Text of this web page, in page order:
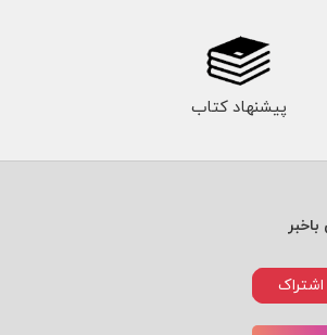
پیشنهاد کتاب
اشتراک